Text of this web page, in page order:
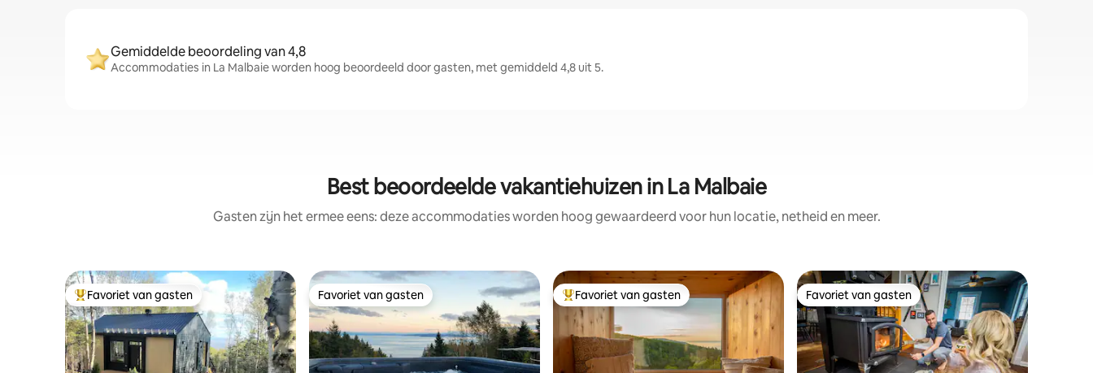
Gemiddelde beoordeling van 4,8
Accommodaties in La Malbaie worden hoog beoordeeld door gasten, met gemiddeld 4,8 uit 5.
Best beoordeelde vakantiehuizen in La Malbaie
Gasten zijn het ermee eens: deze accommodaties worden hoog gewaardeerd voor hun locatie, netheid en meer.
Topfavoriet van gasten
Favoriet van gasten Favoriet van gasten
Favoriet van gasten Topfavoriet van gasten
Favoriet van gasten Favoriet van gasten
Favoriet van gasten